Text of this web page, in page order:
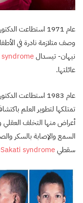
عام 1971 استطاعت
وصف متلازمة نادرة في
نيهان- تيسدال
عائلتها.
عام 1983 استطاعت
تمتلكها لتطوير العلم
أعراض منها التخلف العقلي
السمع والإصابة بالسكر
سقطيsyndrome